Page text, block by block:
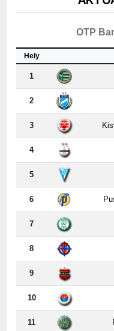
OTP
Hely
1
2
3
4
5
6
7
8
9
10
11